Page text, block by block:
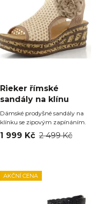
Rieker římské
sandály na klínu
Dámské prodyšné sandály na
klínku se zipovým zapínáním.
1 999 Kč 2 499 Kč
AKČNÍ CENA